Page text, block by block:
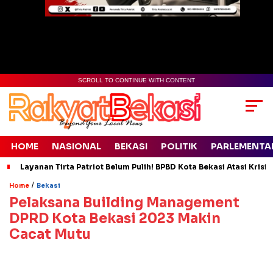
SCROLL TO CONTINUE WITH CONTENT
HOME NASIONAL BEKASI POLITIK
Layanan Tirta Patriot Belum Pulih! BPBD Kota Bekasi Atasi
Home / Bekasi
Pelaksana Building Management
DPRD Kota Bekasi 2023 Makin
Cacat Mutu